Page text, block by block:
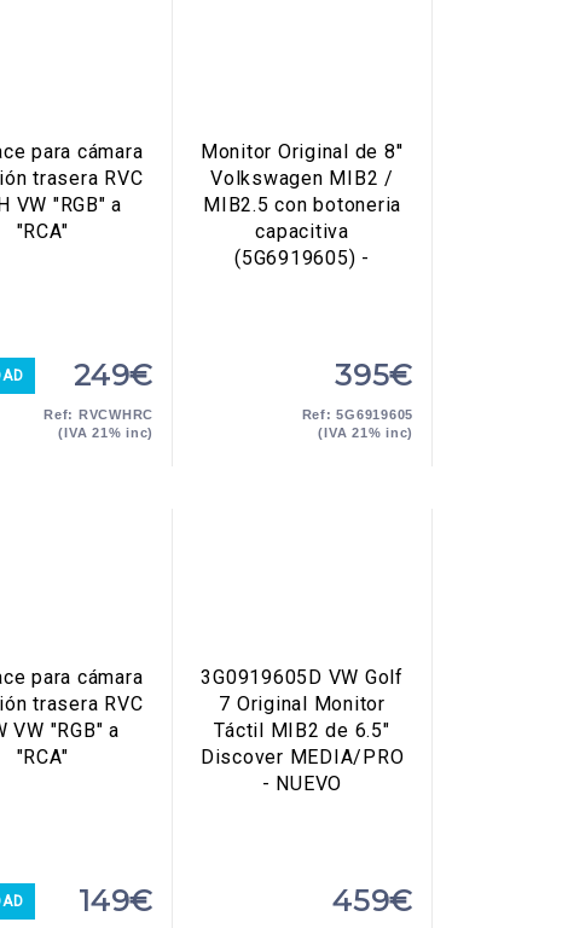
para cámara
trasera RVC
VW "RGB" a
"RCA"
249€
Ref: RVCWHRC
(IVA 21% inc)
Monitor Original de 8''
Volkswagen MIB2 /
MIB2.5 con botoneria
capacitiva
(5G6919605) -
395€
Ref: 5G6919605
(IVA 21% inc)
para cámara
trasera RVC
VW "RGB" a
"RCA"
149€
3G0919605D VW Golf
7 Original Monitor
Táctil MIB2 de 6.5"
Discover MEDIA/PRO
- NUEVO
459€